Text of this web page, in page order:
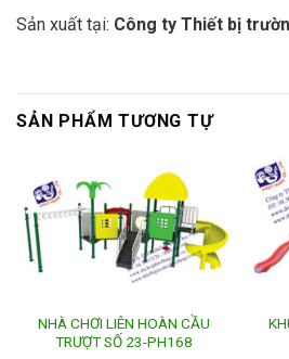
Sản xuất tại: Công ty Thiết bị
SẢN PHẨM TƯƠNG TỰ
NHÀ CHƠI LIÊN HOÀN CẦU
TRƯỢT SỐ 23-PH168